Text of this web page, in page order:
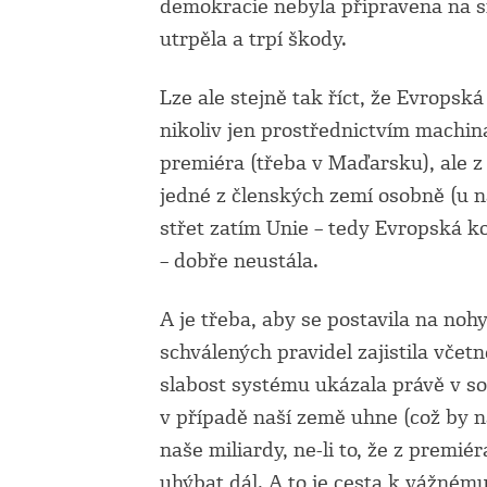
demokracie nebyla připravena na
utrpěla a trpí škody.
Lze ale stejně tak říct, že
nikoliv jen prostřednictvím
premiéra (třeba v Maďarsku), ale
jedné z členských zemí osobně (u
střet zatím Unie – tedy Evropská
– dobře neustála.
A je třeba, aby se postavila na
schválených pravidel zajistila
slabost systému ukázala právě v
v případě naší země uhne (což by
naše miliardy, ne-li to, že z